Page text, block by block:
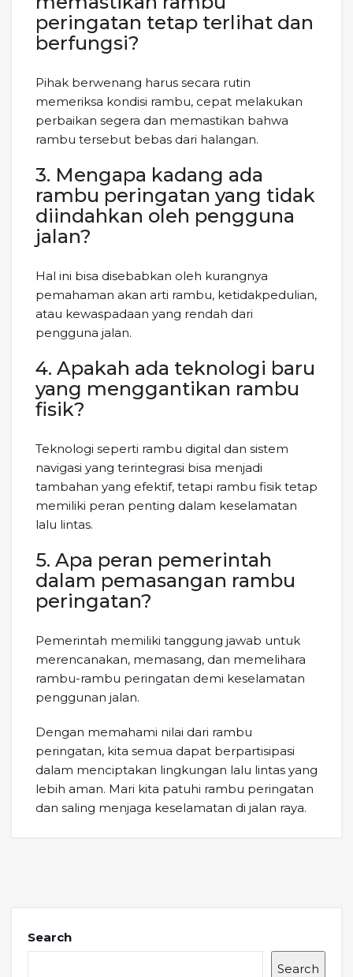
peringatan tetap terlihat dan
berfungsi?
Pihak berwenang harus secara rutin
memeriksa kondisi rambu, cepat melakukan
perbaikan segera dan memastikan bahwa
rambu tersebut bebas dari halangan.
3. Mengapa kadang ada
rambu peringatan yang tidak
diindahkan oleh pengguna
jalan?
Hal ini bisa disebabkan oleh kurangnya
pemahaman akan arti rambu, ketidakpedulian,
atau kewaspadaan yang rendah dari
pengguna jalan.
4. Apakah ada teknologi baru
yang menggantikan rambu
fisik?
Teknologi seperti rambu digital dan sistem
navigasi yang terintegrasi bisa menjadi
tambahan yang efektif, tetapi rambu fisik tetap
memiliki peran penting dalam keselamatan
lalu lintas.
5. Apa peran pemerintah
dalam pemasangan rambu
peringatan?
Pemerintah memiliki tanggung jawab untuk
merencanakan, memasang, dan memelihara
rambu-rambu peringatan demi keselamatan
penggunan jalan.
Dengan memahami nilai dari rambu
peringatan, kita semua dapat berpartisipasi
dalam menciptakan lingkungan lalu lintas yang
lebih aman. Mari kita patuhi rambu peringatan
dan saling menjaga keselamatan di jalan raya.
Search
Search